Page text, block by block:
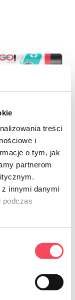
treści
i
o tym, jak
partnerom
z innymi danymi
podczas
LD met tape, zwart
25 stuks
+
optie!